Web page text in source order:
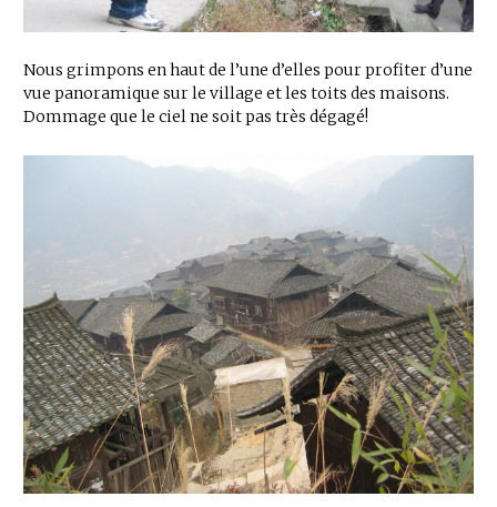
Nous grimpons en haut de l’une d’elles pour profiter d’une
vue panoramique sur le village et les toits des maisons.
Dommage que le ciel ne soit pas très dégagé!